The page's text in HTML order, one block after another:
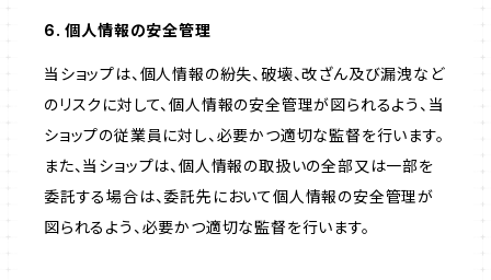
6. 個人情報の安全管理
当ショップは、個人情報の紛失、破壊、改ざん及び漏洩など
のリスクに対して、個人情報の安全管理が図られるよう、当
ショップの従業員に対し、必要かつ適切な監督を行います。
また、当ショップは、個人情報の取扱いの全部又は一部を
委託する場合は、委託先において個人情報の安全管理が
図られるよう、必要かつ適切な監督を行います。